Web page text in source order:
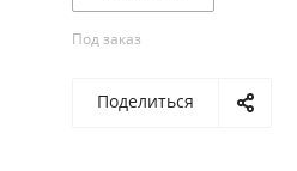
Под заказ
Поделиться